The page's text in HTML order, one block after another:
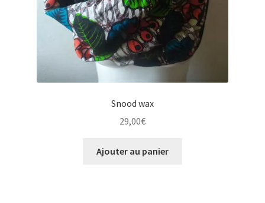
Snood wax
29,00€
Ajouter au panier